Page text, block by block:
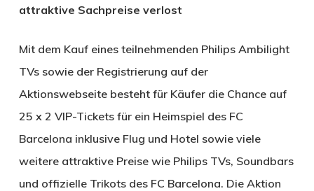
attraktive Sachpreise verlost
Mit dem Kauf eines teilnehmenden Philips Ambilight
TVs sowie der Registrierung auf der
Aktionswebseite besteht für Käufer die Chance auf
25 x 2 VIP-Tickets für ein Heimspiel des FC
Barcelona inklusive Flug und Hotel sowie viele
weitere attraktive Preise wie Philips TVs, Soundbars
und offizielle Trikots des FC Barcelona. Die Aktion